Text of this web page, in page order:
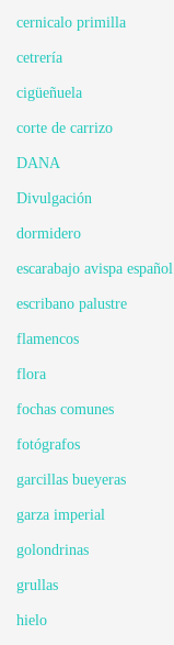
cernicalo primilla
cetrería
cigüeñuela
corte de carrizo
DANA
Divulgación
dormidero
escarabajo avispa español
escribano palustre
flamencos
flora
fochas comunes
fotógrafos
garcillas bueyeras
garza imperial
golondrinas
grullas
hielo